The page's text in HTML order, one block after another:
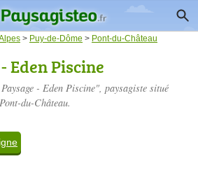
> Puy-de-Dôme > Pont-du-Château
Eden Piscine
- Eden Piscine", paysagiste situé
du-Château.